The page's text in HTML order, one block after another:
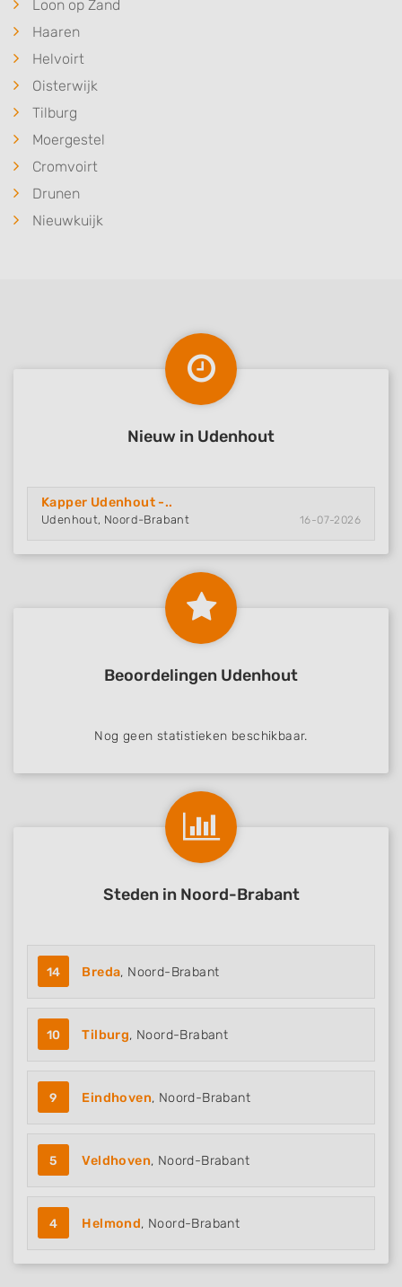
Loon op Zand
Haaren
Helvoirt
Oisterwijk
Tilburg
Moergestel
Cromvoirt
Drunen
Nieuwkuijk
Nieuw in Udenhout
Kapper Udenhout -..
Udenhout, Noord-Brabant 16-07-2026
Beoordelingen Udenhout
Nog geen statistieken beschikbaar.
Steden in Noord-Brabant
14 Breda, Noord-Brabant
10 Tilburg, Noord-Brabant
9 Eindhoven, Noord-Brabant
5 Veldhoven, Noord-Brabant
4 Helmond, Noord-Brabant